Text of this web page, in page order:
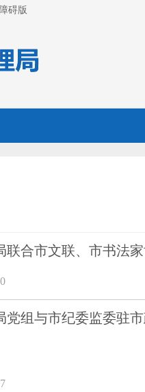
碍版
联合市文联、市书法
党组与市纪委监委驻